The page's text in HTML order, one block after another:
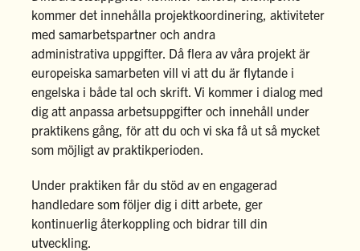
kommer det innehålla projektkoordinering, aktiviteter
med samarbetspartner och andra
administrativa uppgifter. Då flera av våra projekt är
europeiska samarbeten vill vi att du är flytande i
engelska i både tal och skrift. Vi kommer i dialog med
dig att anpassa arbetsuppgifter och innehåll under
praktikens gång, för att du och vi ska få ut så mycket
som möjligt av praktikperioden.
Under praktiken får du stöd av en engagerad
handledare som följer dig i ditt arbete, ger
kontinuerlig återkoppling och bidrar till din
utveckling.